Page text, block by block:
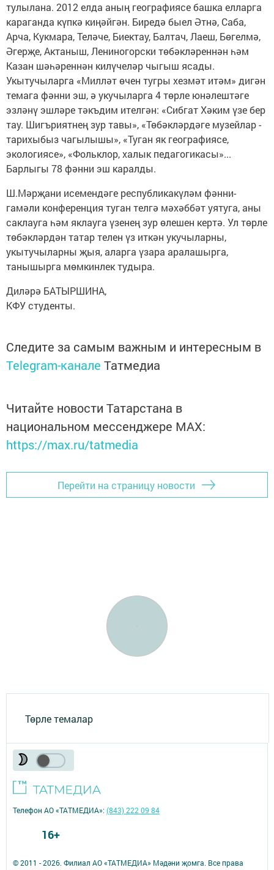
тулылана. 2012 елда аның географиясе башка елларга
караганда күпкә киңәйгән. Биредә быел Әтнә, Саба,
Арча, Кукмара, Теләче, Биектау, Балтач, Лаеш, Бөгелмә,
Әгерҗе, Актаныш, Лениногорски төбәкләреннән һәм
Казан шәһәреннән килүчеләр чыгыш ясады.
Укытучыларга «Милләт өчен тугры хезмәт итәм» дигән
темага фәнни эш, ә укучыларга 4 төрле юнәлештәге
эзләнү эшләре тәкъдим ителгән: «Сибгат Хәким үзе бер
тау. Шигъриятнең зур тавы», «Төбәкләрдәге музейлар -
тарихыбыз чагылышы», «Туган як географиясе,
экологиясе», «Фольклор, халык педагогикасы»...
Барлыгы 78 фәнни эш каралды.
Ш.Мәрҗани исемендәге республикакүләм фәнни-
гамәли конференция туган телгә мәхәббәт уятуга, аны
саклауга һәм яклауга үзенең зур өлешен кертә. Ул төрле
төбәкләрдән татар телен үз иткән укучыларны,
укытучыларны җыя, аларга үзара аралашырга,
танышырга мөмкинлек тудыра.
Диләрә БАТЫРШИНА,
КФУ студенты.
Следите за самым важным и интересным в
Telegram-канале Татмедиа
Читайте новости Татарстана в
национальном мессенджере MАХ:
https://max.ru/tatmedia
Перейти на страницу новости
Төрле темалар
© 2011 - 2026. Филиал АО «ТАТМЕДИА» Мәдәни җомга. Все права
Телефон АО «ТАТМЕДИА»:(843) 222 09 84
16+